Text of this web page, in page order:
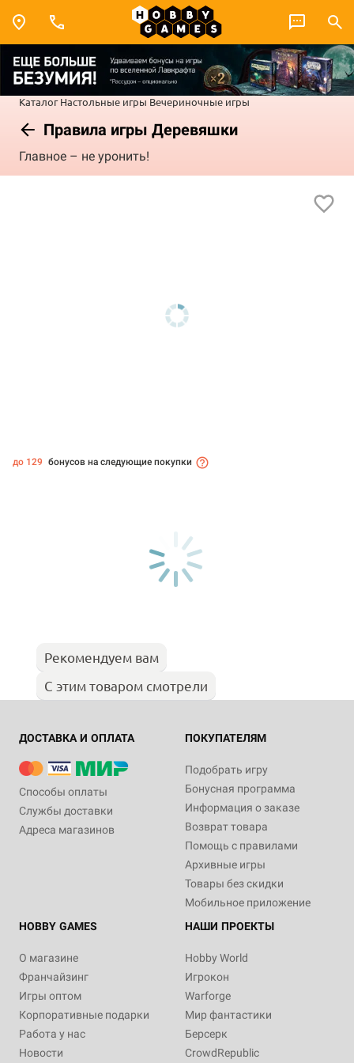
Каталог Настольные игры Вечериночные игры
Правила игры Деревяшки
Главное – не уронить!
до 129 бонусов на следующие покупки
Рекомендуем вам
С этим товаром смотрели
ДОСТАВКА И ОПЛАТА
Способы оплаты
Службы доставки
Адреса магазинов
ПОКУПАТЕЛЯМ
Подобрать игру
Бонусная программа
Информация о заказе
Возврат товара
Помощь с правилами
Архивные игры
Товары без скидки
Мобильное приложение
HOBBY GAMES
О магазине
Франчайзинг
Игры оптом
Корпоративные подарки
Работа у нас
Новости
НАШИ ПРОЕКТЫ
Hobby World
Игрокон
Warforge
Мир фантастики
Берсерк
CrowdRepublic